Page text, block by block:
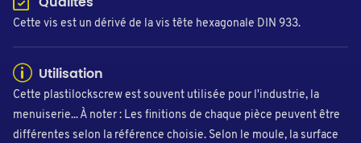
Cette vis est un dérivé de la vis tête hexagonale DIN 933.
Utilisation
Cette plastilockscrew est souvent utilisée pour l'industrie, la
menuiserie... À noter : Les finitions de chaque pièce peuvent être
différentes selon la référence choisie. Selon le moule, la surface